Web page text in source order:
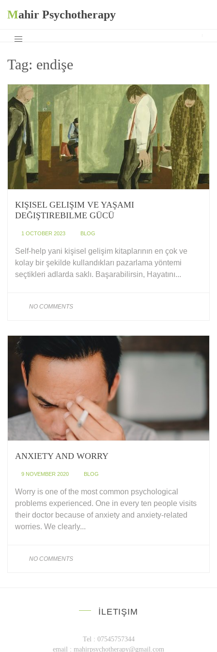
Mahir Psychotherapy
Tag: endişe
KIŞISEL GELIŞIM VE YAŞAMI
DEĞIŞTIREBILME GÜCÜ
1 OCTOBER 2023 BLOG
Self-help yani kişisel gelişim kitaplarının en çok ve
kolay bir şekilde kullandıkları pazarlama yöntemi
seçtikleri adlarda saklı. Başarabilirsin, Hayatını...
NO COMMENTS
ANXIETY AND WORRY
9 NOVEMBER 2020 BLOG
Worry is one of the most common psychological
problems experienced. One in every ten people visits
their doctor because of anxiety and anxiety-related
worries. We clearly...
NO COMMENTS
İLETIŞIM
Tel : 07545757344
email : mahirpsychotherapy@gmail.com